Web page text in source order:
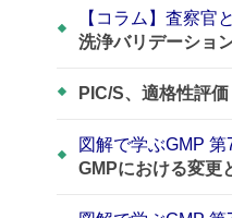
【コラム】査察官
洗浄バリデーショ
PIC/S、適格性評
図解で学ぶGMP 第
GMPにおける変更